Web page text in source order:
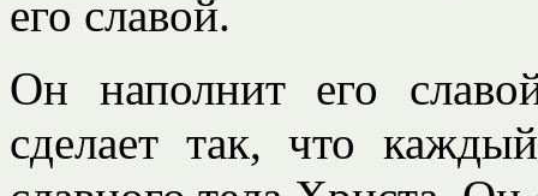
его славой.
Он наполнит его
сделает так, что